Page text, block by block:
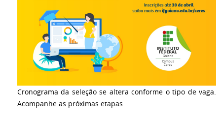
Cronograma da seleção se altera conforme o tipo de vaga.
Acompanhe as próximas etapas